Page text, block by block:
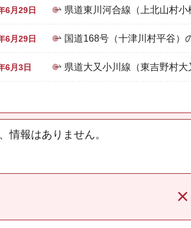
6月29日 県道東川河合線（上北山村
6月29日 国道168号（十津川村平谷）
6月3日 県道大又小川線（東吉野村
情報はありません。